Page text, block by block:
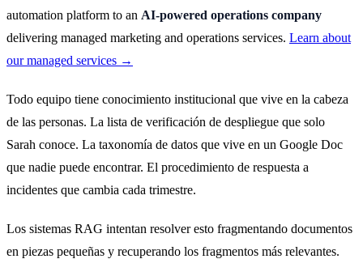
automation platform to an AI-powered operations company
delivering managed marketing and operations services. Learn about
our managed services →
Todo equipo tiene conocimiento institucional que vive en la cabeza
de las personas. La lista de verificación de despliegue que solo
Sarah conoce. La taxonomía de datos que vive en un Google Doc
que nadie puede encontrar. El procedimiento de respuesta a
incidentes que cambia cada trimestre.
Los sistemas RAG intentan resolver esto fragmentando documentos
en piezas pequeñas y recuperando los fragmentos más relevantes.